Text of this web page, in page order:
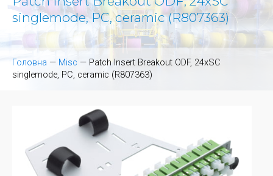
singlemode, PC, ceramic (R807363)
Головна — Misc — Patch Insert Breakout ODF, 24xSC
singlemode, PC, ceramic (R807363)